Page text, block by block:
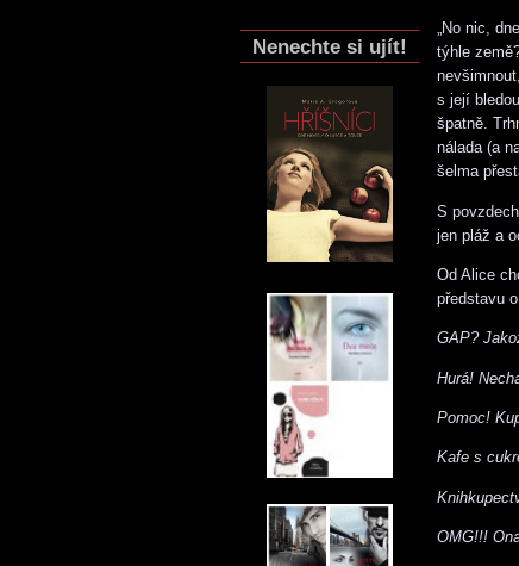
Nenechte si ujít!
„No nic,
týhle
s její
špatně.
nálada (a
šelma
S
jen pláž a
Od Alice
představu
GAP?
Hurá!
Pomoc!
Kafe s
OMG!!!